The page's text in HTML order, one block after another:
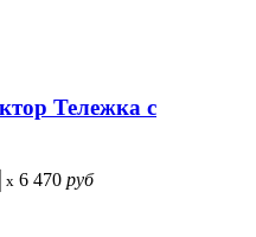
Тележка с
x 6 470 руб